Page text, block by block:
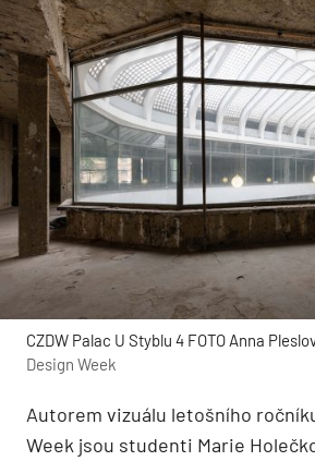
CZDW Palac U Styblu 4 FOTO Anna
Design Week
Autorem vizuálu letošního
Week jsou studenti Marie